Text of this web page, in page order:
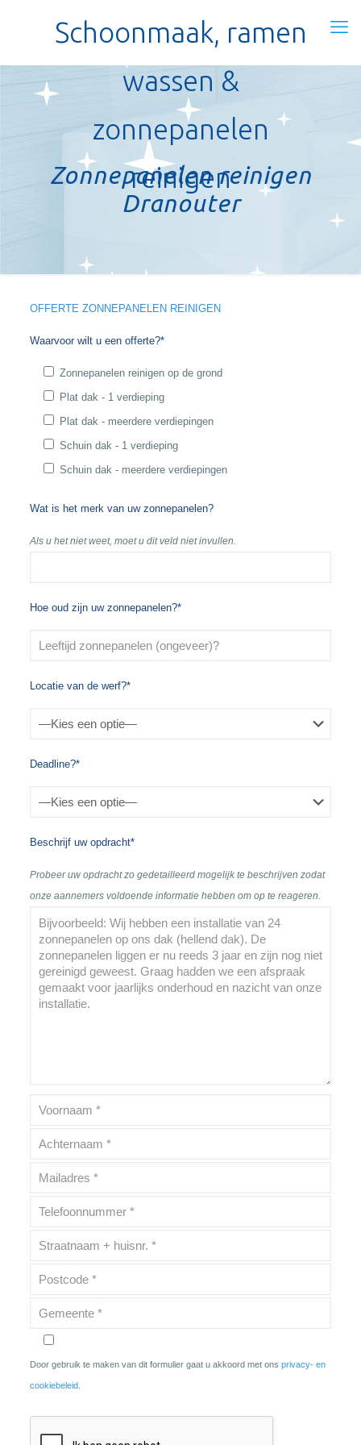
Schoonmaak, ramen
wassen &
zonnepanelen
reinigen
Zonnepanelen reinigen
Dranouter
OFFERTE ZONNEPANELEN REINIGEN
Waarvoor wilt u een offerte?*
Zonnepanelen reinigen op de grond
Plat dak - 1 verdieping
Plat dak - meerdere verdiepingen
Schuin dak - 1 verdieping
Schuin dak - meerdere verdiepingen
Wat is het merk van uw zonnepanelen?
Als u het niet weet, moet u dit veld niet invullen.
Hoe oud zijn uw zonnepanelen?*
Locatie van de werf?*
Deadline?*
Beschrijf uw opdracht*
Probeer uw opdracht zo gedetailleerd mogelijk te beschrijven zodat
onze aannemers voldoende informatie hebben om op te reageren.
Door gebruik te maken van dit formulier gaat u akkoord met ons privacy- en
cookiebeleid.